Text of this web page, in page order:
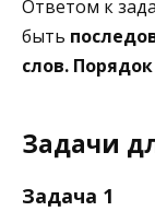
Ответом к
быть
слов.
Задачи
Задача 1